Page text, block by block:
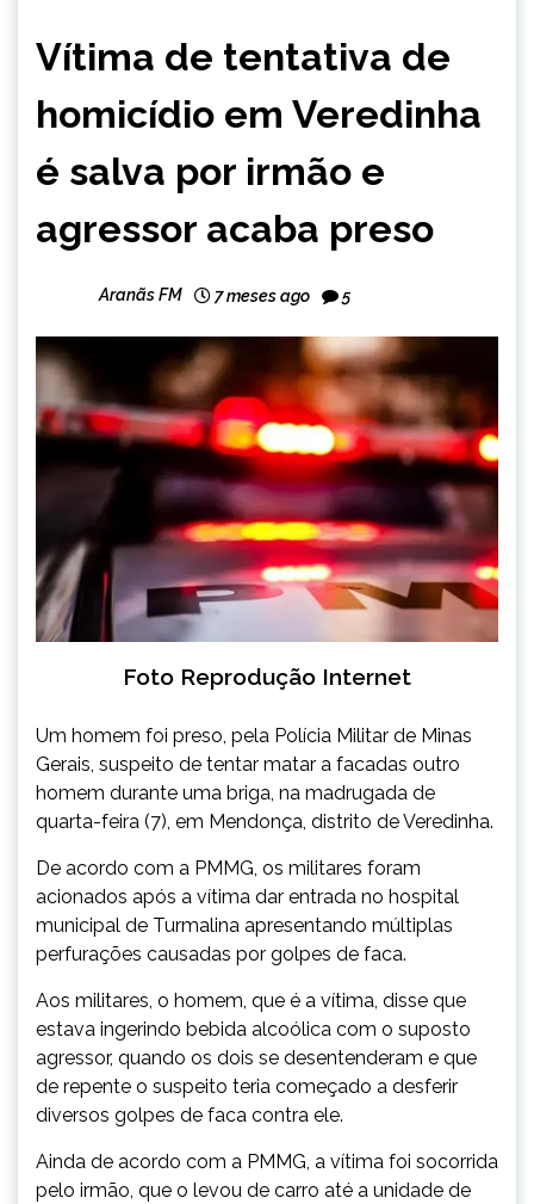
GERAIS
Vítima de tentativa de
homicídio em Veredinha
é salva por irmão e
agressor acaba preso
Aranãs FM 7 meses ago 5
Foto Reprodução Internet
Um homem foi preso, pela Polícia Militar de Minas
Gerais, suspeito de tentar matar a facadas outro
homem durante uma briga, na madrugada de
quarta-feira (7), em Mendonça, distrito de Veredinha.
De acordo com a PMMG, os militares foram
acionados após a vítima dar entrada no hospital
municipal de Turmalina apresentando múltiplas
perfurações causadas por golpes de faca.
Aos militares, o homem, que é a vítima, disse que
estava ingerindo bebida alcoólica com o suposto
agressor, quando os dois se desentenderam e que
de repente o suspeito teria começado a desferir
diversos golpes de faca contra ele.
Ainda de acordo com a PMMG, a vítima foi socorrida
pelo irmão, que o levou de carro até a unidade de